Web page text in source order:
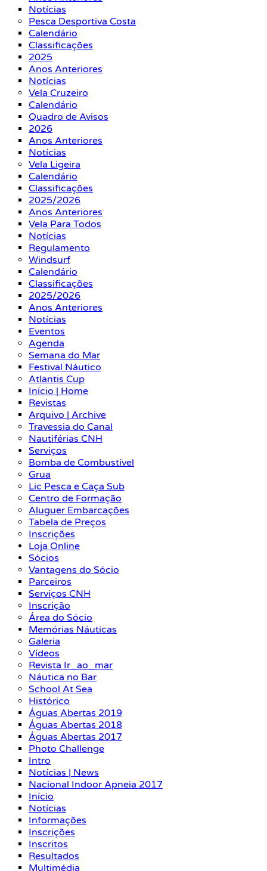
Notícias
Pesca Desportiva Costa
Calendário
Classificações
2025
Anos Anteriores
Notícias
Vela Cruzeiro
Calendário
Quadro de Avisos
2026
Anos Anteriores
Notícias
Vela Ligeira
Calendário
Classificações
2025/2026
Anos Anteriores
Vela Para Todos
Notícias
Regulamento
Windsurf
Calendário
Classificações
2025/2026
Anos Anteriores
Notícias
Eventos
Agenda
Semana do Mar
Festival Náutico
Atlantis Cup
Início | Home
Revistas
Arquivo | Archive
Travessia do Canal
Nautiférias CNH
Serviços
Bomba de Combustível
Grua
Lic Pesca e Caça Sub
Centro de Formação
Aluguer Embarcações
Tabela de Preços
Inscrições
Loja Online
Sócios
Vantagens do Sócio
Parceiros
Serviços CNH
Inscrição
Área do Sócio
Memórias Náuticas
Galeria
Vídeos
Revista Ir_ao_mar
Náutica no Bar
School At Sea
Histórico
Águas Abertas 2019
Águas Abertas 2018
Águas Abertas 2017
Photo Challenge
Intro
Notícias | News
Nacional Indoor Apneia 2017
Início
Notícias
Informações
Inscrições
Inscritos
Resultados
Multimédia